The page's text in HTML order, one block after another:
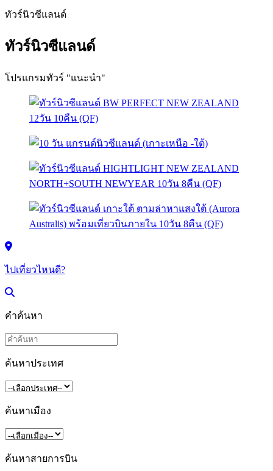
ทัวร์นิวซีแลนด์
ทัวร์นิวซีแลนด์
โปรแกรมทัวร์ "แนะนำ"
ไปเที่ยวไหนดี?
คำค้นหา
ค้นหาประเทศ
ค้นหาเมือง
ค้นหาสายการบิน